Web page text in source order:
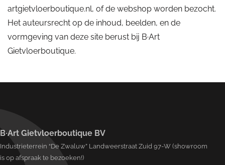
artgietvloerboutique.nl, of de webshop worden bezocht.
Het auteursrecht op de inhoud, beelden, en de
vormgeving van deze site berust bij B·Art
Gietvloerboutique.
B·Art Gietvloerboutique BV
Industrieterrein “De Zwaluw” Landweerstraat Zuid 97-W (showroom
is op afspraak te bezoeken!)